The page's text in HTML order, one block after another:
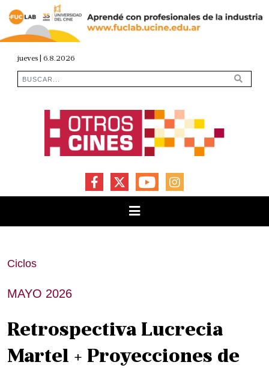
jueves | 6.8.2026
FACEBOOKYOUTUBEINSTAGRAM
Ciclos
MAYO 2026
Retrospectiva Lucrecia
Martel + Proyecciones de